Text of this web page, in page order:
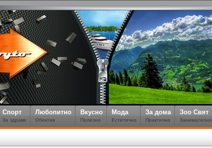
Спорт
За здраве
Любопитно
Обектив
Вкусно
Полезно
Мода
Естетично
За дома
Практично
Зоо Свят
Занимателно